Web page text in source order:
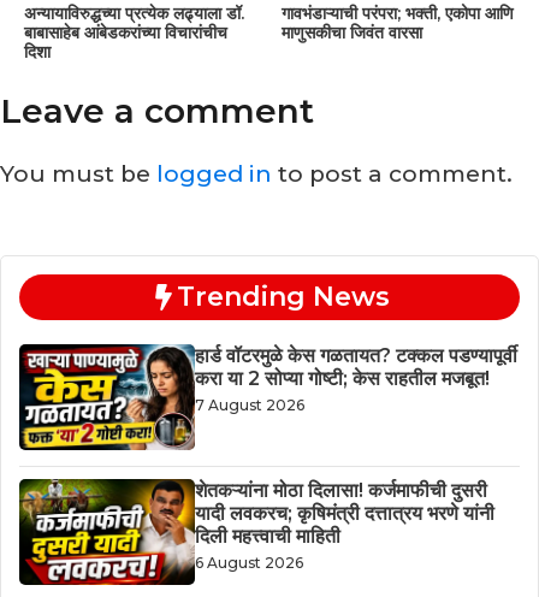
अन्यायाविरुद्धच्या प्रत्येक लढ्याला डॉ.
बाबासाहेब आंबेडकरांच्या विचारांचीच
दिशा
गावभंडाऱ्याची परंपरा; भक्ती, एकोपा आणि
माणुसकीचा जिवंत वारसा
Leave a comment
You must be logged in to post a comment.
Trending News
हार्ड वॉटरमुळे केस गळतायत? टक्कल पडण्यापूर्वी
करा या 2 सोप्या गोष्टी; केस राहतील मजबूत!
7 August 2026
शेतकऱ्यांना मोठा दिलासा! कर्जमाफीची दुसरी
यादी लवकरच; कृषिमंत्री दत्तात्रय भरणे यांनी
दिली महत्त्वाची माहिती
6 August 2026